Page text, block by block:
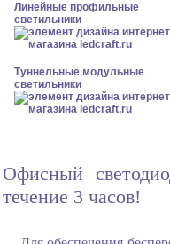
Линейные профильные
светильники
Туннельные модульные
светильники
Офисный
течение 3 часов!